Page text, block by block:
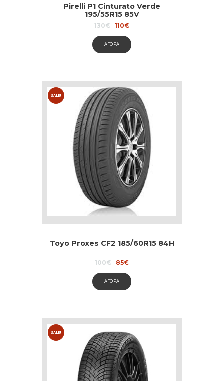
Pirelli P1 Cinturato Verde
195/55R15 85V
130€ Original
was:
130€.
110€Current
is:
110€.
ΑΓΟΡΑ
SALE!
Toyo Proxes CF2 185/60R15 84H
100€
Original
was:
100€.
85€Current
is:
85€.
ΑΓΟΡΑ
SALE!